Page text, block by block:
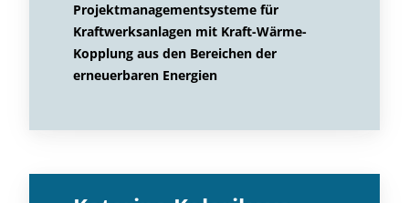
Projektmanagementsysteme für
Kraftwerksanlagen mit Kraft-Wärme-
Kopplung aus den Bereichen der
erneuerbaren Energien